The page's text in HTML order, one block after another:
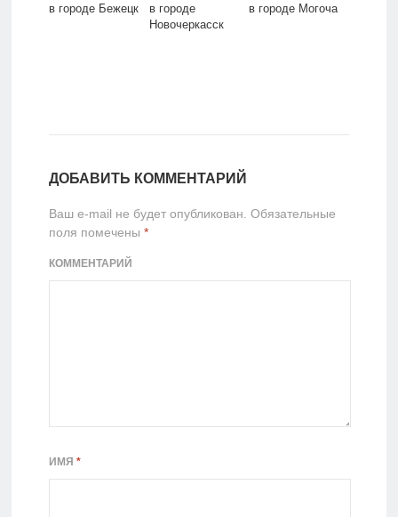
в городе Бежецк
в городе
Новочеркасск
в городе Могоча
ДОБАВИТЬ КОММЕНТАРИЙ
Ваш e-mail не будет опубликован. Обязательные
поля помечены *
КОММЕНТАРИЙ
ИМЯ *